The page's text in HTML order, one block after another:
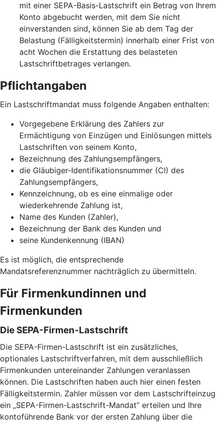
mit einer SEPA-Basis-Lastschrift ein Betrag von Ihrem
Konto abgebucht werden, mit dem Sie nicht
einverstanden sind, können Sie ab dem Tag der
Belastung (Fälligkeitstermin) innerhalb einer Frist von
acht Wochen die Erstattung des belasteten
Lastschriftbetrages verlangen.
Pflichtangaben
Ein Lastschriftmandat muss folgende Angaben enthalten:
Vorgegebene Erklärung des Zahlers zur
Ermächtigung von Einzügen und Einlösungen mittels
Lastschriften von seinem Konto,
Bezeichnung des Zahlungsempfängers,
die Gläubiger-Identifikationsnummer (CI) des
Zahlungsempfängers,
Kennzeichnung, ob es eine einmalige oder
wiederkehrende Zahlung ist,
Name des Kunden (Zahler),
Bezeichnung der Bank des Kunden und
seine Kundenkennung (IBAN)
Es ist möglich, die entsprechende
Mandatsreferenznummer nachträglich zu übermitteln.
Für Firmenkundinnen und
Firmenkunden
Die SEPA-Firmen-Lastschrift
Die SEPA-Firmen-Lastschrift ist ein zusätzliches,
optionales Lastschriftverfahren, mit dem ausschließlich
Firmenkunden untereinander Zahlungen veranlassen
können. Die Lastschriften haben auch hier einen festen
Fälligkeitstermin. Zahler müssen vor dem Lastschrifteinzug
ein „SEPA-Firmen-Lastschrift-Mandat” erteilen und Ihre
kontoführende Bank vor der ersten Zahlung über die